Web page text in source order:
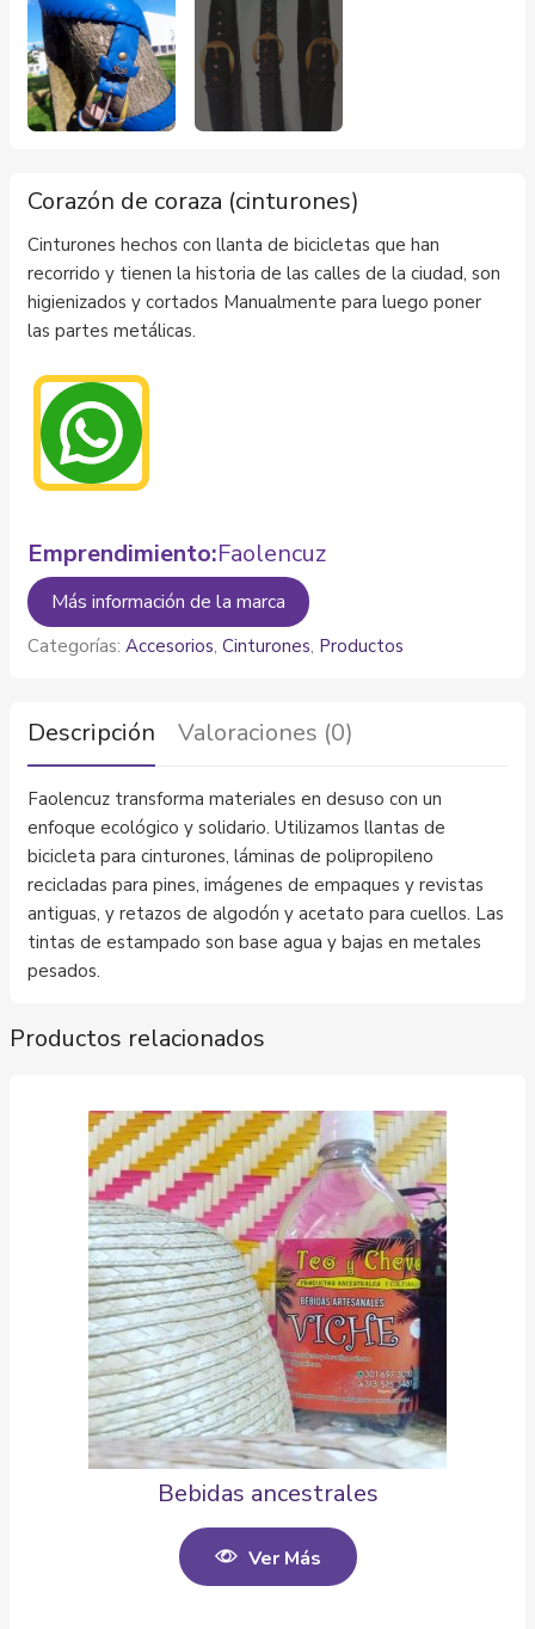
Corazón de coraza (cinturones)
Cinturones hechos con llanta de bicicletas que han
recorrido y tienen la historia de las calles de la ciudad, son
higienizados y cortados Manualmente para luego poner
las partes metálicas.
Emprendimiento:Faolencuz
Más información de la marca
Categorías: Accesorios, Cinturones, Productos
Descripción Valoraciones (0)
Faolencuz transforma materiales en desuso con un
enfoque ecológico y solidario. Utilizamos llantas de
bicicleta para cinturones, láminas de polipropileno
recicladas para pines, imágenes de empaques y revistas
antiguas, y retazos de algodón y acetato para cuellos. Las
tintas de estampado son base agua y bajas en metales
pesados.
Productos relacionados
Bebidas ancestrales
Ver Más